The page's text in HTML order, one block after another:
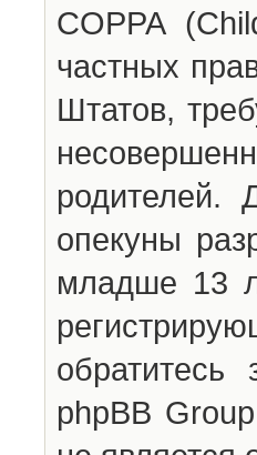
COPPA
частных
Штатов,
родителей.
опекуны
младше 13
phpBB